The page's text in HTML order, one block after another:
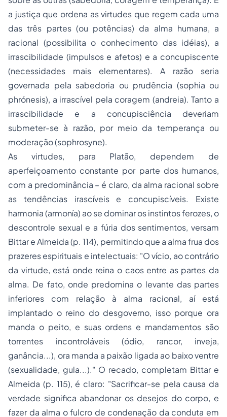
a justiça que ordena as virtudes que regem cada uma
das três partes (ou potências) da alma humana, a
racional (possibilita o conhecimento das idéias), a
irrascibilidade (impulsos e afetos) e a concupiscente
(necessidades mais elementares). A razão seria
governada pela sabedoria ou prudência (sophia ou
phrónesis), a irrascível pela coragem (andreia). Tanto a
irrascibilidade e a concupisciência deveriam
submeter-se à razão, por meio da temperança ou
moderação (sophrosyne).
As virtudes, para Platão, dependem de
aperfeiçoamento constante por parte dos humanos,
com a predominância – é claro, da alma racional sobre
as tendências irascíveis e concupiscíveis. Existe
harmonia (armonía) ao se dominar os instintos ferozes, o
descontrole sexual e a fúria dos sentimentos, versam
Bittar e Almeida (p. 114), permitindo que a alma frua dos
prazeres espirituais e intelectuais: "O vício, ao contrário
da virtude, está onde reina o caos entre as partes da
alma. De fato, onde predomina o levante das partes
inferiores com relação à alma racional, aí está
implantado o reino do desgoverno, isso porque ora
manda o peito, e suas ordens e mandamentos são
torrentes incontroláveis (ódio, rancor, inveja,
ganância...), ora manda a paixão ligada ao baixo ventre
(sexualidade, gula...)." O recado, completam Bittar e
Almeida (p. 115), é claro: "Sacrificar-se pela causa da
verdade significa abandonar os desejos do corpo, e
fazer da alma o fulcro de condenação da conduta em